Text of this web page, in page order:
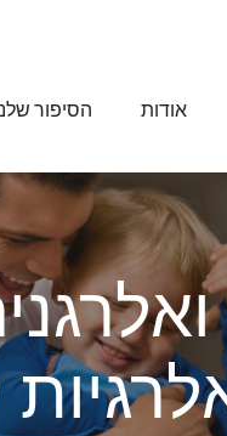
אודות הסיפור